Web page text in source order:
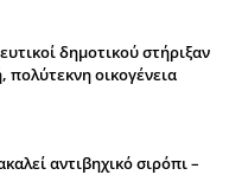
δημοτικού στήριξαν
πολύτεκνη οικογένεια
αντιβηχικό σιρόπι –